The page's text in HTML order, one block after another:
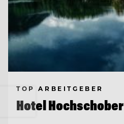
TOP ARBEITGEBER
Hotel Hochschober